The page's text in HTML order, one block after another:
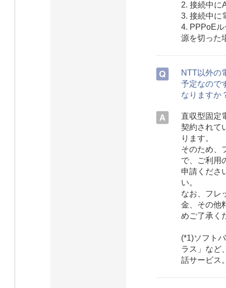
2. 接続中に
3. 接続中に
4. PPPoE
源を切った
NTT以外の
予定なので
なりますか
直収型固定
契約されて
ります。
そのため、
で、ご利用
申請くださ
い。
なお、フレ
金、その他
めご了承く
(*1)ソフト
ラス」など
話サービス